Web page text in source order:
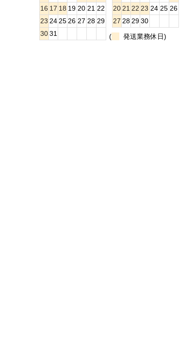
16 17 18 19 20 21 22
23 24 25 26 27 28 29
30 31
20 21 22 23 24 25 26
27 28 29 30
(
発送業務休日)